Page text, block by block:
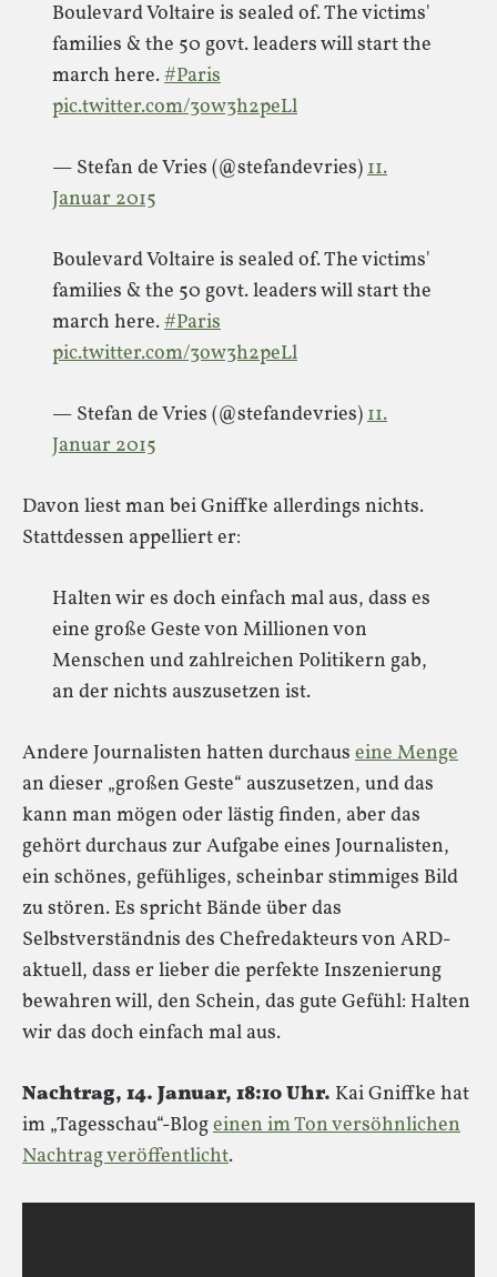
Boulevard Voltaire is sealed of. The victims'
families & the 50 govt. leaders will start the
march here.#Paris
pic.twitter.com/3ow3h2peLl
— Stefan de Vries (@stefandevries)11.
Januar 2015
Boulevard Voltaire is sealed of. The victims'
families & the 50 govt. leaders will start the
march here.#Paris
pic.twitter.com/3ow3h2peLl
— Stefan de Vries (@stefandevries)11.
Januar 2015
Davon liest man bei Gniffke allerdings nichts.
Stattdessen appelliert er:
Halten wir es doch einfach mal aus, dass es
eine große Geste von Millionen von
Menschen und zahlreichen Politikern gab,
an der nichts auszusetzen ist.
Andere Journalisten hatten durchaus eine Menge
an dieser „großen Geste“ auszusetzen, und das
kann man mögen oder lästig finden, aber das
gehört durchaus zur Aufgabe eines Journalisten,
ein schönes, gefühliges, scheinbar stimmiges Bild
zu stören. Es spricht Bände über das
Selbstverständnis des Chefredakteurs von ARD-
aktuell, dass er lieber die perfekte Inszenierung
bewahren will, den Schein, das gute Gefühl: Halten
wir das doch einfach mal aus.
Nachtrag, 14. Januar, 18:10 Uhr. Kai Gniffke hat
im „Tagesschau“-Blogeinen im Ton versöhnlichen
Nachtrag veröffentlicht.